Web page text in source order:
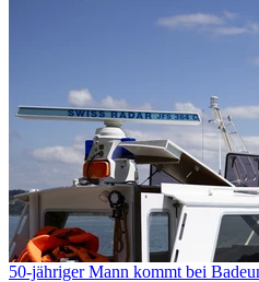
50-jähriger Mann kommt bei